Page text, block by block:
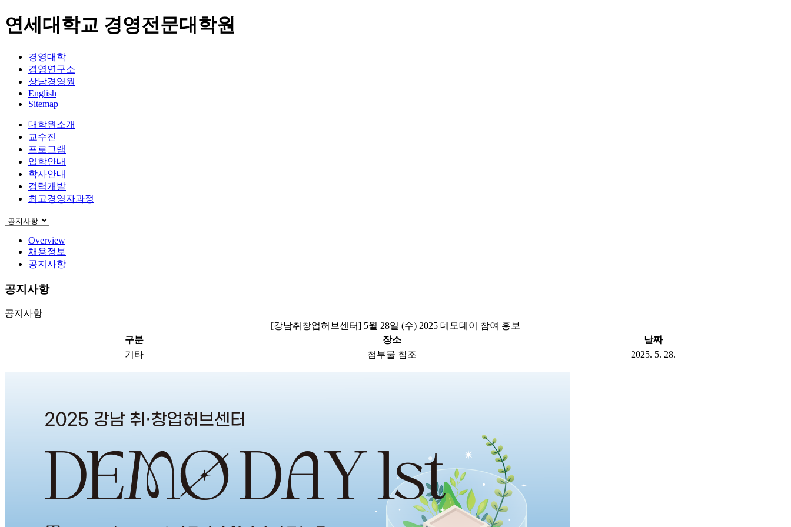
연세대학교 경영전문대학원
경영대학
경영연구소
상남경영원
English
Sitemap
대학원소개
교수진
프로그램
입학안내
학사안내
경력개발
최고경영자과정
Overview
채용정보
공지사항
공지사항
공지사항
[강남취창업허브센터] 5월 28일 (수) 2025 데모데이 참여 홍보
구분
장소
날짜
기타
첨부물 참조 2025. 5. 28.